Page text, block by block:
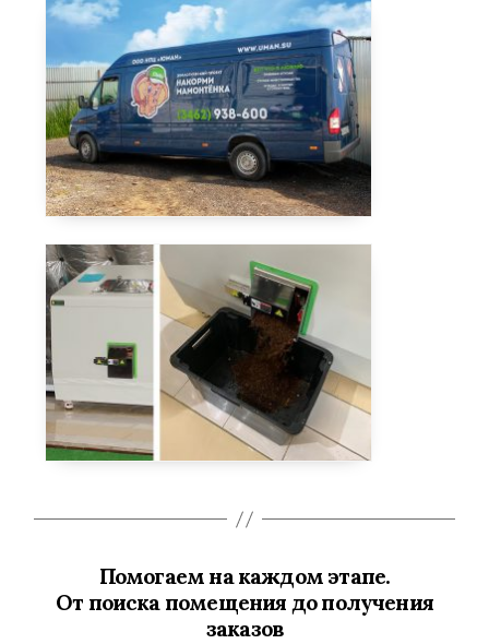
Помогаем на каждом этапе.
От поиска помещения до получения
заказов